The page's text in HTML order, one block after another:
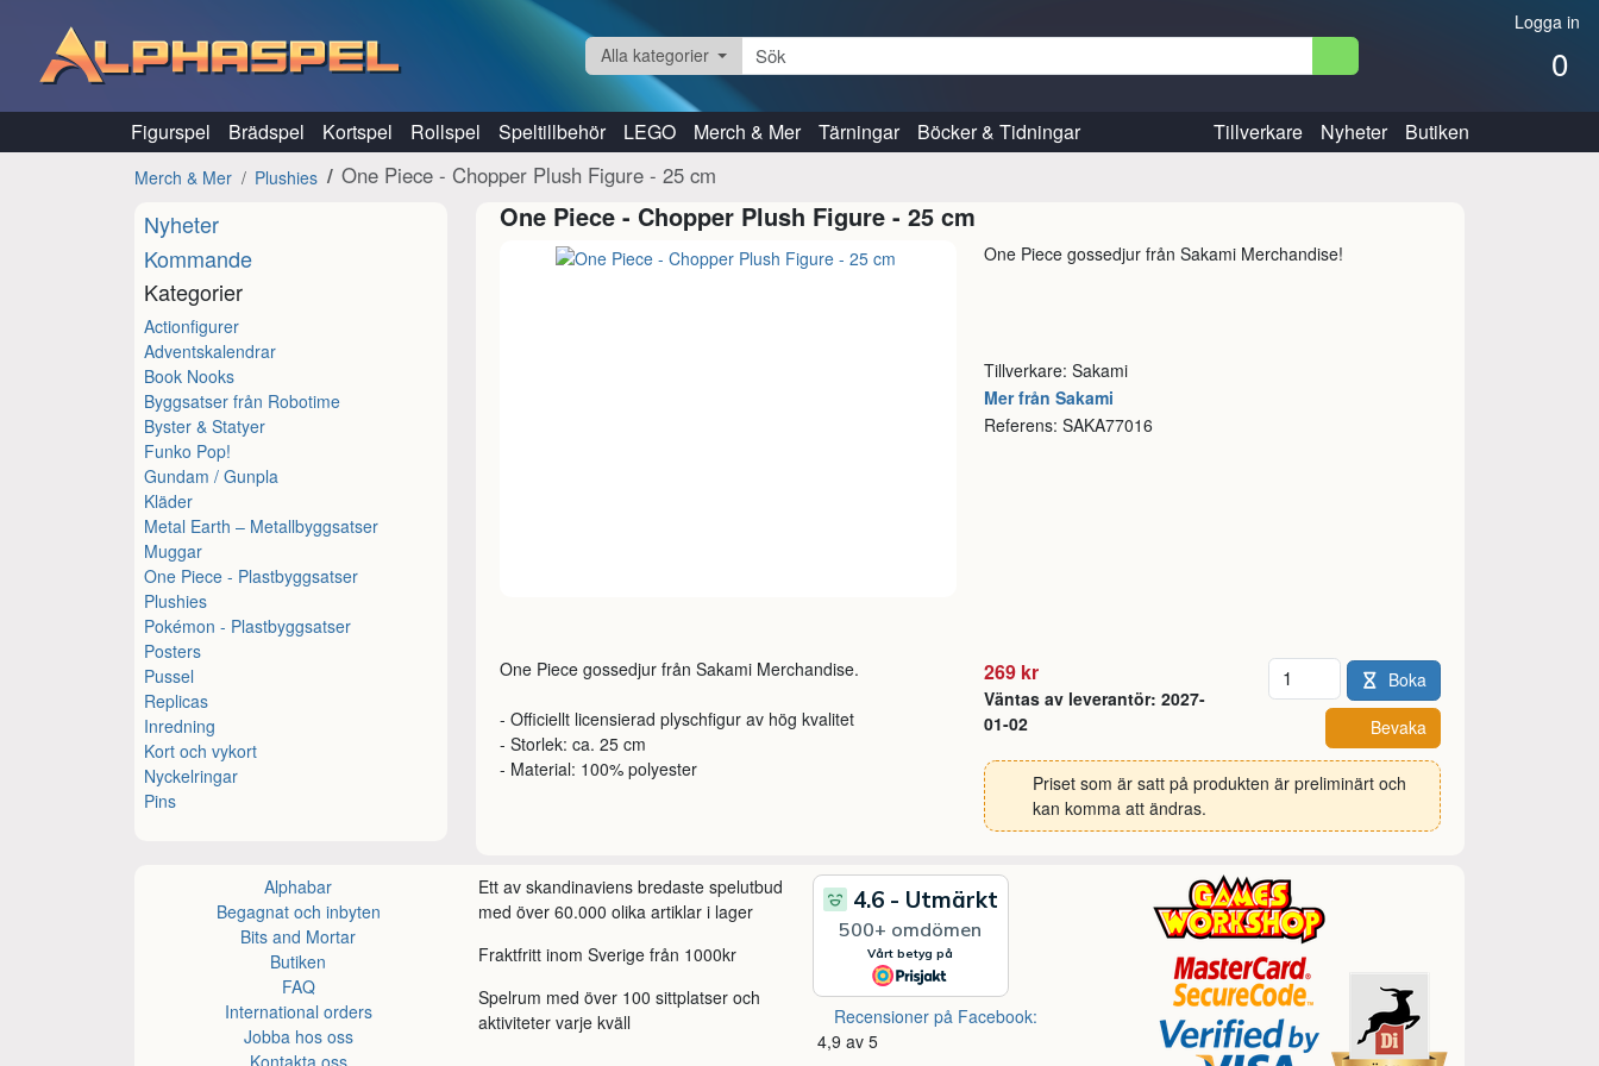
Logga in
0
Alla kategorier
Figurspel Brädspel Kortspel Rollspel Speltillbehör LEGO Merch & Mer Tärningar Böcker & Tidningar Tillverkare Nyheter Butiken
Merch & Mer Plushies One Piece - Chopper Plush Figure - 25 cm
Nyheter
Kommande
Kategorier
Actionfigurer
Adventskalendrar
Book Nooks
Byggsatser från Robotime
Byster & Statyer
Funko Pop!
Gundam / Gunpla
Kläder
Metal Earth – Metallbyggsatser
Muggar
One Piece - Plastbyggsatser
Plushies
Pokémon - Plastbyggsatser
Posters
Pussel
Replicas
Inredning
Kort och vykort
Nyckelringar
Pins
One Piece - Chopper Plush Figure - 25 cm
One Piece gossedjur från Sakami Merchandise!
Tillverkare: Sakami
Mer från Sakami
Referens: SAKA77016
One Piece gossedjur från Sakami Merchandise.
- Officiellt licensierad plyschfigur av hög kvalitet
- Storlek: ca. 25 cm
- Material: 100% polyester
269 kr
Väntas av leverantör: 2027-
01-02
Antal Boka
Bevaka
Priset som är satt på produkten är preliminärt och
kan komma att ändras.
Alphabar
Begagnat och inbyten
Bits and Mortar
Butiken
FAQ
International orders
Jobba hos oss
Kontakta oss
Ett av skandinaviens bredaste spelutbud
med över 60.000 olika artiklar i lager
Fraktfritt inom Sverige från 1000kr
Spelrum med över 100 sittplatser och
aktiviteter varje kväll
Recensioner på Facebook:
4,9 av 5